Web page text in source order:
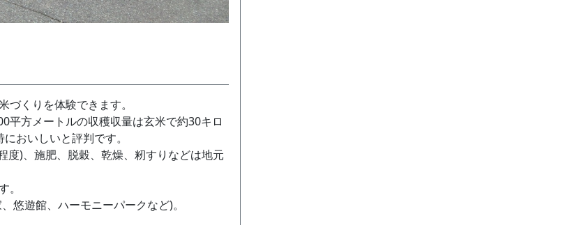
くりを体験できます。
平方メートルの収穫収量は玄米で約30キロ
おいしいと評判です。
度)、施肥、脱穀、乾燥、籾すりなどは地元
悠遊館、ハーモニーパークなど)。